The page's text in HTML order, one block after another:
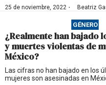
25 de noviembre, 2022 · Beatriz
GÉNERO
¿Realmente han bajado
y muertes violentas de
México?
Las cifras no han bajado en los
mujeres son asesinadas en